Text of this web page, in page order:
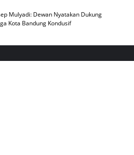
Mulyadi: Dewan Nyatakan Dukung
Kota Bandung Kondusif